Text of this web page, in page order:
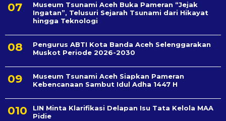
Museum Tsunami Aceh Buka Pameran “Jejak
Ingatan”, Telusuri Sejarah Tsunami dari Hikayat
hingga Teknologi
Pengurus ABTI Kota Banda Aceh Selenggarakan
Muskot Periode 2026-2030
Museum Tsunami Aceh Siapkan Pameran
Kebencanaan Sambut Idul Adha 1447 H
LIN Minta Klarifikasi Delapan Isu Tata Kelola MAA
Pidie